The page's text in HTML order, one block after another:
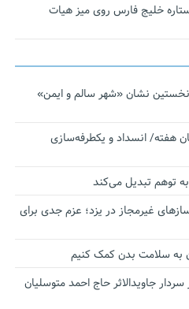
ستاره خلیج فارس روی میز هیات
نشان «شهر سالم و ایمن»
هفته/ انسداد و یکطرفه‌سازی
به توهم تبدیل می‌کند
غیرمجاز در یزد؛ عزم جدی برای
به سلامت بدن کمک کنیم
جاویدالاثر حاج احمد متوسلیان